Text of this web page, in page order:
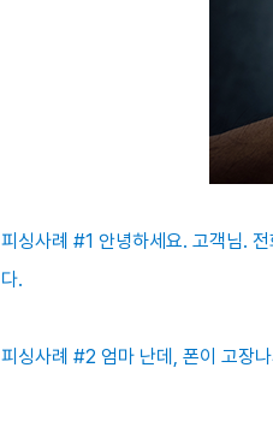
피싱사례 #1 안녕하세요. 고객님.
다.
피싱사례 #2 엄마 난데, 폰이 고장